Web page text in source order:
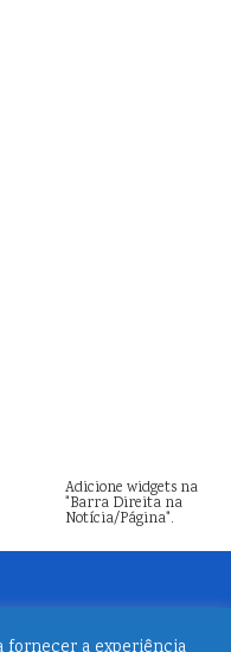
Adicione widgets na
"Barra Direita na
Notícia/Página".